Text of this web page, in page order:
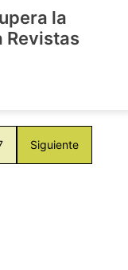
la
Revistas
Siguiente